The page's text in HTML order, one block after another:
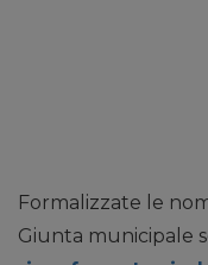
Formalizzate le
Giunta municipale